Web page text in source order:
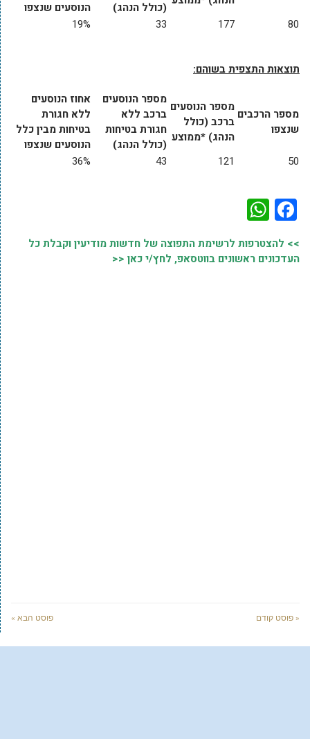
(כולל הנהג)
הנוסעים שנצפו
80
177
33
19%
תוצאות התצפית בשוהם:
מספר הרכבים
שנצפו
מספר הנוסעים
ברכב (כולל
הנהג) *ממוצע
מספר הנוסעים
ברכב ללא
חגורת בטיחות
(כולל הנהג)
אחוז הנוסעים
ללא חגורת
בטיחות מבין כלל
הנוסעים שנצפו
50
121
43
36%
Facebook
>> להצטרפות לרשימת התפוצה של חדשות מודיעין וקבלת כל
העדכונים ראשונים בווטסאפ, לחץ/י כאן <<
« פוסט קודם פוסט הבא »